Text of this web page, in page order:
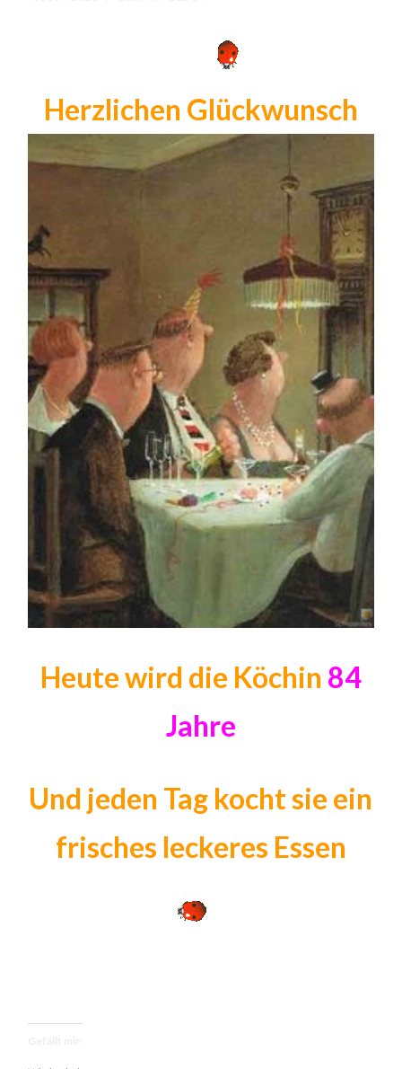
Herzlichen Glückwunsch
Heute wird die Köchin 84
Jahre
Und jeden Tag kocht sie ein
frisches leckeres Essen